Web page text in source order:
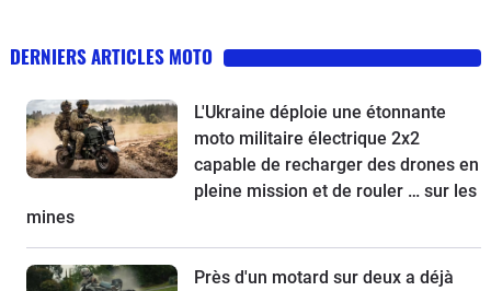
DERNIERS ARTICLES MOTO
L'Ukraine déploie une étonnante
moto militaire électrique 2x2
capable de recharger des drones en
pleine mission et de rouler … sur les
mines
Près d'un motard sur deux a déjà